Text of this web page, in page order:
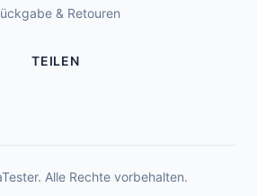
& Retouren
TEILEN
Alle Rechte vorbehalten.